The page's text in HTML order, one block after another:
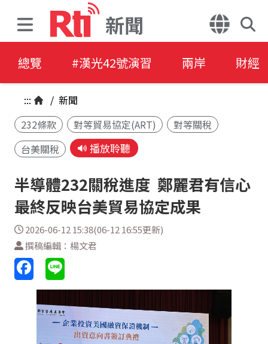
新聞
總覽 #漢光42號演習 兩岸 財經
::: / 新聞
232條款
對等貿易協定(ART)
對等關稅
台美關稅
播放聆聽
半導體232關稅進度 鄭麗君有信心
最終反映台美貿易協定成果
2026-06-12 15:38(06-12 16:55更新)
撰稿編輯：楊文君